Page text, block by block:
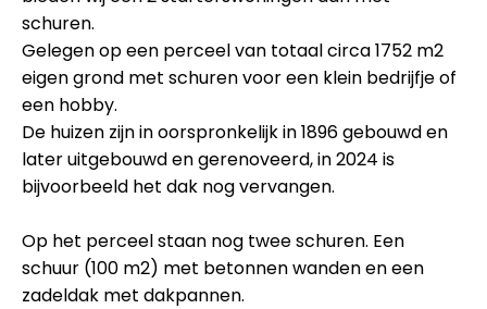
schuren.
Gelegen op een perceel van totaal circa 1752 m2
eigen grond met schuren voor een klein bedrijfje of
een hobby.
De huizen zijn in oorspronkelijk in 1896 gebouwd en
later uitgebouwd en gerenoveerd, in 2024 is
bijvoorbeeld het dak nog vervangen.
Op het perceel staan nog twee schuren. Een
schuur (100 m2) met betonnen wanden en een
zadeldak met dakpannen.